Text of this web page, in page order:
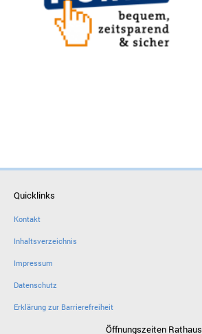
Quicklinks
Kontakt
Inhaltsverzeichnis
Impressum
Datenschutz
Erklärung zur Barrierefreiheit
Öffnungszeiten Rathaus